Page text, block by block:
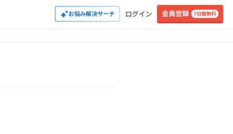
お悩み解決サーチ ログイン 会員登録 7日間無料